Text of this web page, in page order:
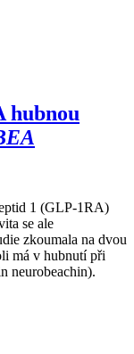
hubnou
1 (GLP-1RA)
se ale
zkoumala na dvou
má v hubnutí při
neurobeachin).